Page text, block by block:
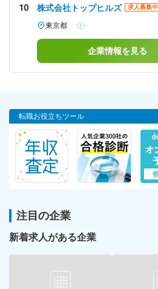
10 株式会社トップヒルズ 求人募集中
東京都 -
企業情報を見る
転職お役立ちツール
注目の企業
新着求人がある企業